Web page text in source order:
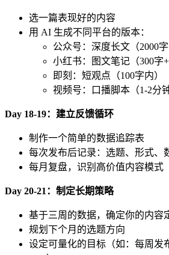
选一篇表现好的内容
用 AI 生成不同平台的版本：
公众号：深度长文（2000字
小红书：图文笔记（300字
即刻：短观点（100字内）
视频号：口播脚本（1-2分钟
Day 18-19：建立反馈循环
制作一个简单的数据追踪表
每次发布后记录：选题、形式、
每月复盘，识别高价值内容模式
Day 20-21：制定长期策略
基于三周的数据，确定你的内容
规划下个月的选题方向
设定可量化的目标（如：每周发